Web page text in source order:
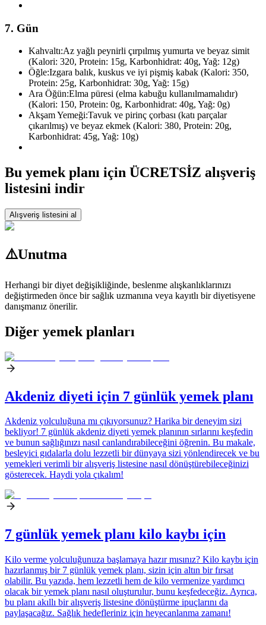
7. Gün
Kahvaltı:Az yağlı peynirli çırpılmış yumurta ve beyaz simit
(Kalori: 320, Protein: 15g, Karbonhidrat: 40g, Yağ: 12g)
Öğle:Izgara balık, kuskus ve iyi pişmiş kabak (Kalori: 350,
Protein: 25g, Karbonhidrat: 30g, Yağ: 15g)
Ara Öğün:Elma püresi (elma kabuğu kullanılmamalıdır)
(Kalori: 150, Protein: 0g, Karbonhidrat: 40g, Yağ: 0g)
Akşam Yemeği:Tavuk ve pirinç çorbası (katı parçalar
çıkarılmış) ve beyaz ekmek (Kalori: 380, Protein: 20g,
Karbonhidrat: 45g, Yağ: 10g)
Bu yemek planı için ÜCRETSİZ alışveriş
listesini indir
Alışveriş listesini al
⚠️Unutma
Herhangi bir diyet değişikliğinde, beslenme alışkanlıklarınızı
değiştirmeden önce bir sağlık uzmanına veya kayıtlı bir diyetisyene
danışmanız önerilir.
Diğer yemek planları
Akdeniz diyeti için 7 günlük yemek planı
Akdeniz yolculuğuna mı çıkıyorsunuz? Harika bir deneyim sizi
bekliyor! 7 günlük akdeniz diyeti yemek planının sırlarını keşfedin
ve bunun sağlığınızı nasıl canlandırabileceğini öğrenin. Bu makale,
besleyici gıdalarla dolu lezzetli bir dünyaya sizi yönlendirecek ve bu
yemekleri verimli bir alışveriş listesine nasıl dönüştürebileceğinizi
gösterecek. Haydi yola çıkalım!
7 günlük yemek planı kilo kaybı için
Kilo verme yolculuğunuza başlamaya hazır mısınız? Kilo kaybı için
hazırlanmış bir 7 günlük yemek planı, sizin için altın bir fırsat
olabilir. Bu yazıda, hem lezzetli hem de kilo vermenize yardımcı
olacak bir yemek planı nasıl oluşturulur, bunu keşfedeceğiz. Ayrıca,
bu planı akıllı bir alışveriş listesine dönüştürme ipuçlarını da
paylaşacağız. Sağlık hedefleriniz için heyecanlanma zamanı!